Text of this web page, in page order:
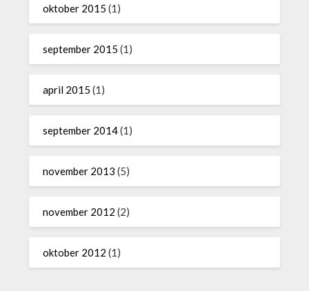
oktober 2015 (1)
september 2015 (1)
april 2015 (1)
september 2014(1)
november 2013 (5)
november 2012 (2)
oktober 2012 (1)